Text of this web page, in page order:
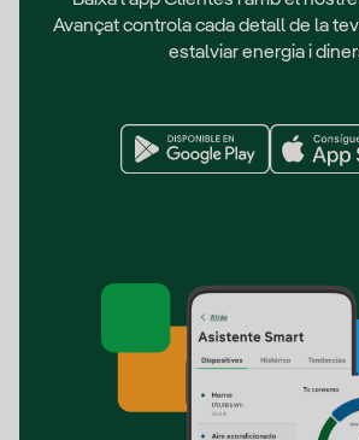
Avançat controla cada detall de la
estalviar energia i